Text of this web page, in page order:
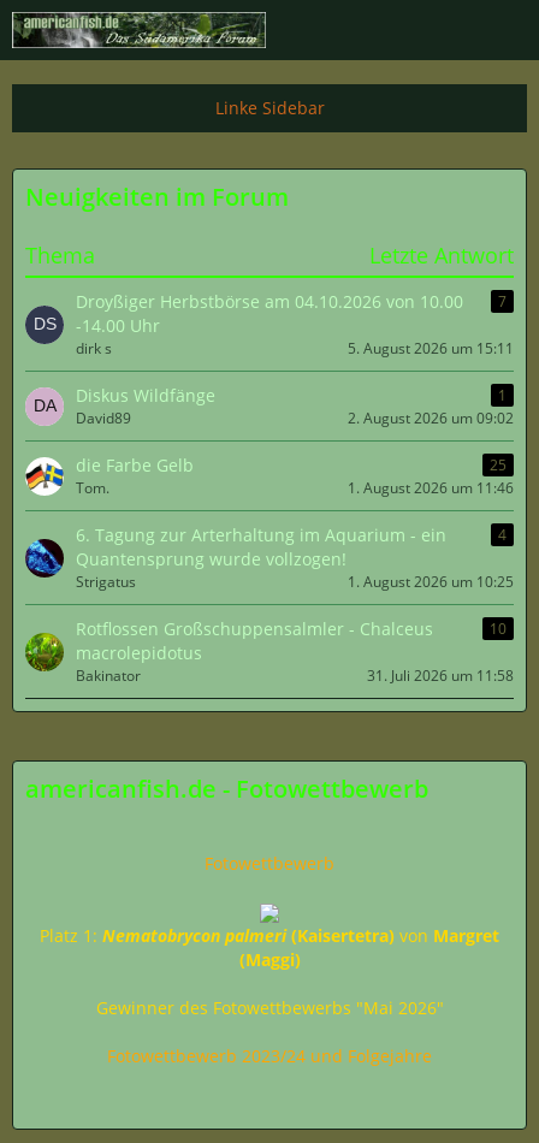
Neuigkeiten im Forum
Thema Letzte Antwort
Droyßiger Herbstbörse am 04.10.2026 von 10.00
-14.00 Uhr
7
dirk s 5. August 2026 um 15:11
Diskus Wildfänge
1
David89
2. August 2026 um 09:02
die Farbe Gelb
25
Tom.
1. August 2026 um 11:46
6. Tagung zur Arterhaltung im Aquarium - ein
Quantensprung wurde vollzogen!
4
Strigatus 1. August 2026 um 10:25
Rotflossen Großschuppensalmler - Chalceus
macrolepidotus
10
Bakinator 31. Juli 2026 um 11:58
americanfish.de - Fotowettbewerb
Fotowettbewerb
Platz 1: Nematobrycon palmeri(Kaisertetra) von Margret
(Maggi)
Gewinner des Fotowettbewerbs "Mai 2026"
Fotowettbewerb 2023/24 und Folgejahre